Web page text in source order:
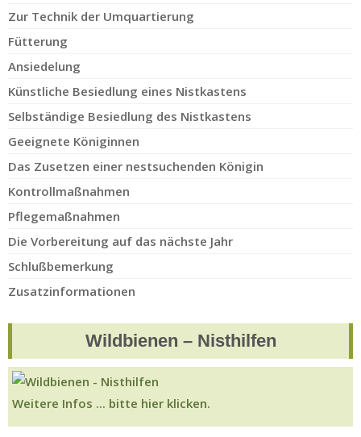
Zur Technik der Umquartierung
Fütterung
Ansiedelung
Künstliche Besiedlung eines Nistkastens
Selbständige Besiedlung des Nistkastens
Geeignete Königinnen
Das Zusetzen einer nestsuchenden Königin
Kontrollmaßnahmen
Pflegemaßnahmen
Die Vorbereitung auf das nächste Jahr
Schlußbemerkung
Zusatzinformationen
Wildbienen – Nisthilfen
Weitere Infos ... bitte hier klicken.